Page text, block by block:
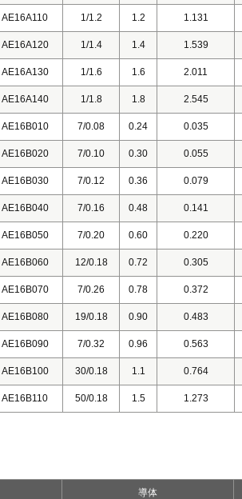
AE16A110 1/1.2 1.2 1.131
AE16A120 1/1.4 1.4 1.539
AE16A130 1/1.6 1.6 2.011
AE16A140 1/1.8 1.8 2.545
AE16B010 7/0.08 0.24 0.035
AE16B020 7/0.10 0.30 0.055
AE16B030 7/0.12 0.36 0.079
AE16B040 7/0.16 0.48 0.141
AE16B050 7/0.20 0.60 0.220
AE16B060 12/0.18 0.72 0.305
AE16B070 7/0.26 0.78 0.372
AE16B080 19/0.18 0.90 0.483
AE16B090 7/0.32 0.96 0.563
AE16B100 30/0.18 1.1 0.764
AE16B110 50/0.18 1.5 1.273
導体